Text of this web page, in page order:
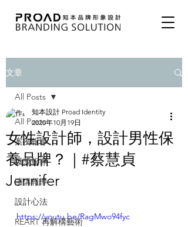
文章
All Posts
案例報導
獲獎報導
演講報導
設計心法
REART 再解構藝術
All Posts
女性設計師，設計男性保
養品牌？｜#蔡慧貞
Jennifer
知本設計 Proad Identity
2020年10月19日
https://youtu.be/RagMwo94fyc